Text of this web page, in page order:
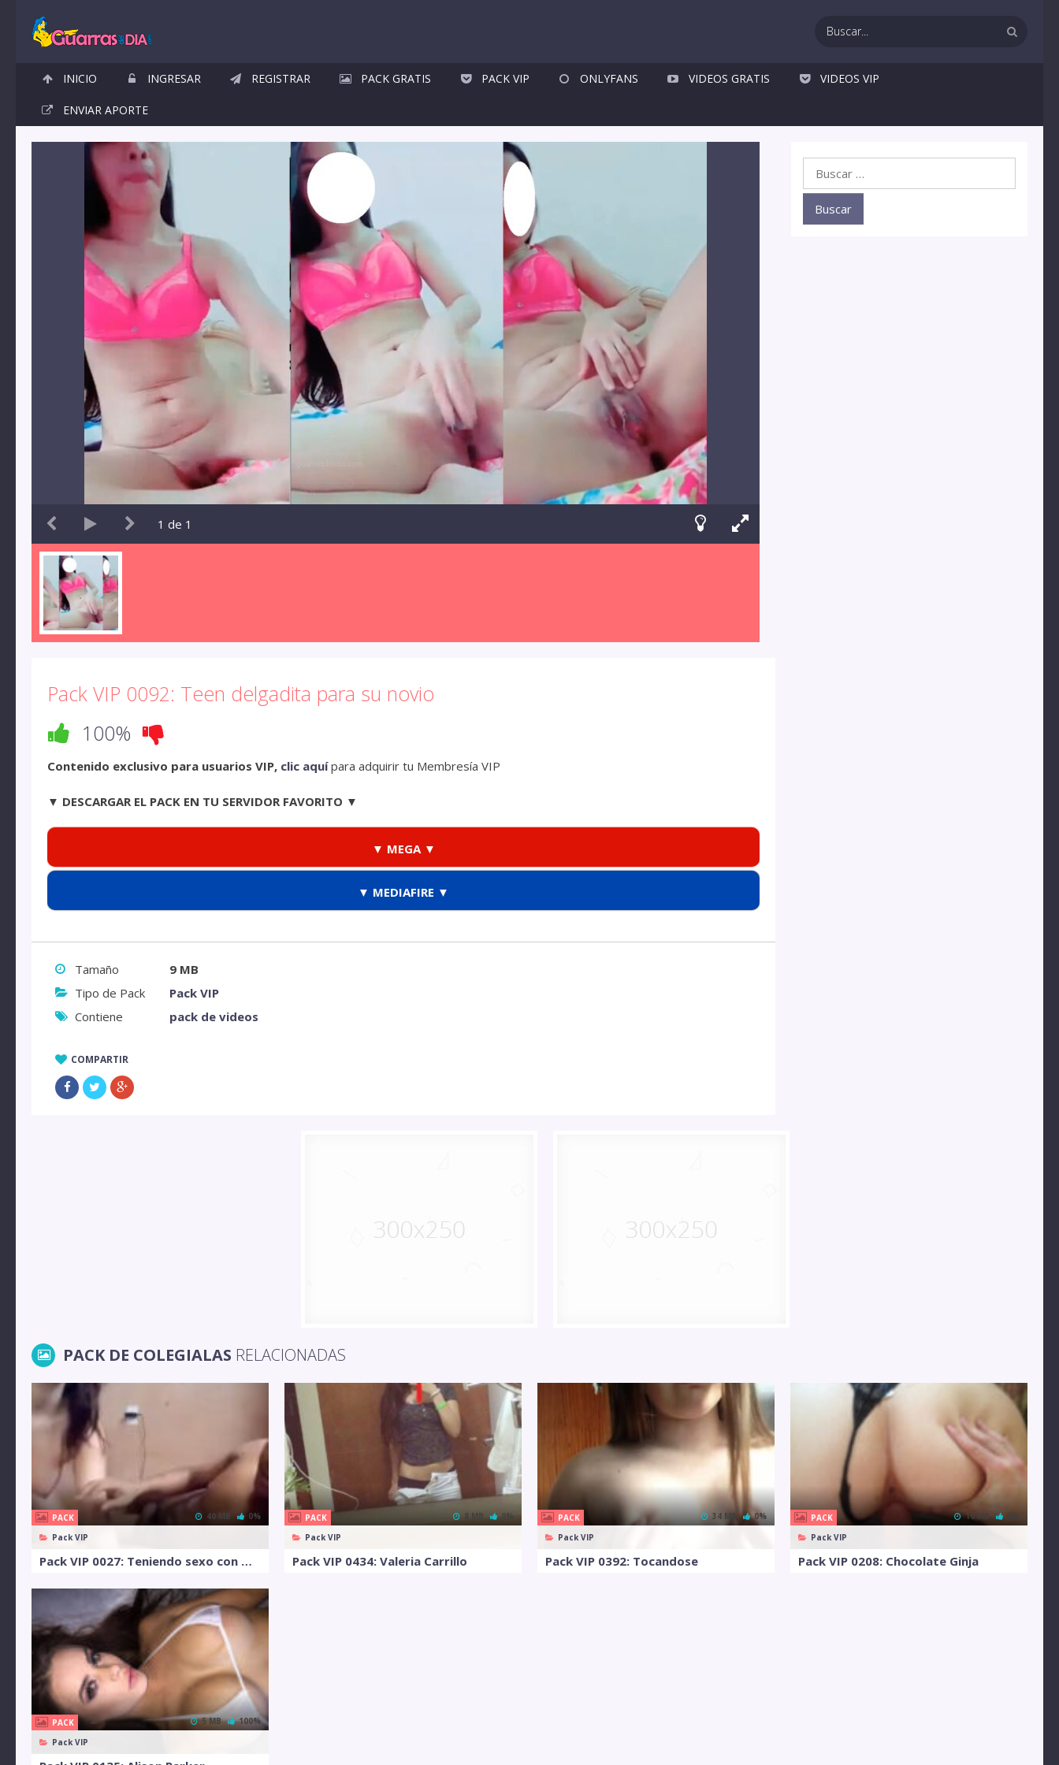
INICIO INGRESAR REGISTRAR PACK GRATIS PACK VIP ONLYFANS VIDEOS GRATIS VIDEOS VIP
ENVIAR APORTE
1 de 1
Pack VIP 0092: Teen delgadita para su novio
100%
Contenido exclusivo para usuarios VIP, clic aquípara adquirir tu Membresía VIP
▼ DESCARGAR EL PACK EN TU SERVIDOR FAVORITO ▼
▼ MEGA ▼
▼ MEDIAFIRE ▼
Tamaño
9 MB
Tipo de Pack
Pack VIP
Contiene
pack de videos
COMPARTIR
PACK DE COLEGIALAS RELACIONADAS
PACK
Pack VIP
40 MB 0%
Pack VIP 0027: Teniendo sexo con mi amiga colegiala en el hotel rico
PACK
Pack VIP
8 MB 0%
Pack VIP 0434: Valeria Carrillo
PACK
Pack VIP
34 MB 0%
Pack VIP 0392: Tocandose
PACK
Pack VIP
10 MB 0%
Pack VIP 0208: Chocolate Ginja
PACK
Pack VIP
5 MB 100%